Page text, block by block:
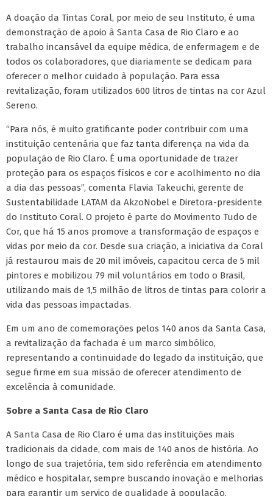
A doação da Tintas Coral, por meio de seu Instituto, é uma
demonstração de apoio à Santa Casa de Rio Claro e ao
trabalho incansável da equipe médica, de enfermagem e de
todos os colaboradores, que diariamente se dedicam para
oferecer o melhor cuidado à população. Para essa
revitalização, foram utilizados 600 litros de tintas na cor Azul
Sereno.
“Para nós, é muito gratificante poder contribuir com uma
instituição centenária que faz tanta diferença na vida da
população de Rio Claro. É uma oportunidade de trazer
proteção para os espaços físicos e cor e acolhimento no dia
a dia das pessoas”, comenta Flavia Takeuchi, gerente de
Sustentabilidade LATAM da AkzoNobel e Diretora-presidente
do Instituto Coral. O projeto é parte do Movimento Tudo de
Cor, que há 15 anos promove a transformação de espaços e
vidas por meio da cor. Desde sua criação, a iniciativa da Coral
já restaurou mais de 20 mil imóveis, capacitou cerca de 5 mil
pintores e mobilizou 79 mil voluntários em todo o Brasil,
utilizando mais de 1,5 milhão de litros de tintas para colorir a
vida das pessoas impactadas.
Em um ano de comemorações pelos 140 anos da Santa Casa,
a revitalização da fachada é um marco simbólico,
representando a continuidade do legado da instituição, que
segue firme em sua missão de oferecer atendimento de
excelência à comunidade.
Sobre a Santa Casa de Rio Claro
A Santa Casa de Rio Claro é uma das instituições mais
tradicionais da cidade, com mais de 140 anos de história. Ao
longo de sua trajetória, tem sido referência em atendimento
médico e hospitalar, sempre buscando inovação e melhorias
para garantir um serviço de qualidade à população.